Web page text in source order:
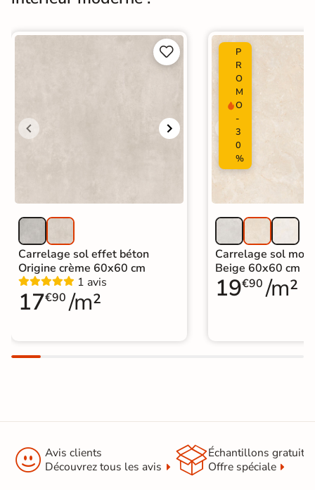
Carrelage design
Carrelage 60x120 |Carrelage Gris|
Carrelage sol cuisine
Carrelage salon moderne
Carrelage Chambre
Carrelage WC


Carrelage sol effet béton
Origine crème 60x60 cm
1 avis
17€90 /m²
P
R
O
M
O
-
3
0
%
Carrelage sol
Beige 60x60 cm
19€90 /m²
 Avis clients
Découvrez tous les avis
Échantillons gratuit
Offre spéciale